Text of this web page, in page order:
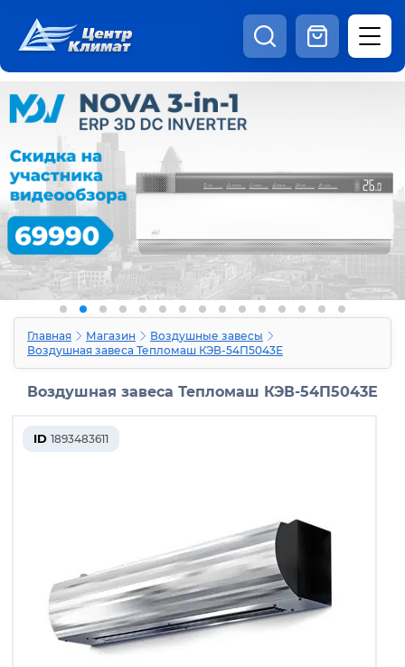
Каталог
Статьи
Наши работы Отзывы
Доставка и оплата Оферта
Контакты
8:00 - 20:00 Шоурум
Главная Магазин
Воздушные завесы
Воздушная завеса Тепломаш КЭВ-54П5043Е
Воздушная завеса Тепломаш КЭВ-54П5043Е
ID 1893483611